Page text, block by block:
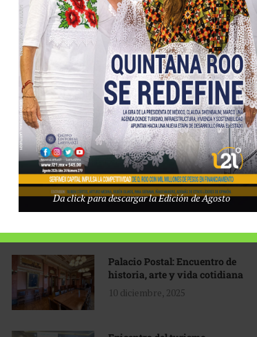
Tecnológico de Monterrey
3 agosto, 2026
Promoción turística con visión
1 abril, 2026
Industria global en
reconfiguración
31 marzo, 2026
Palacio Postal: Encuentro de
historia, arte y vida cotidiana
10 diciembre, 2025
Da click para descargar la Edición de Agosto